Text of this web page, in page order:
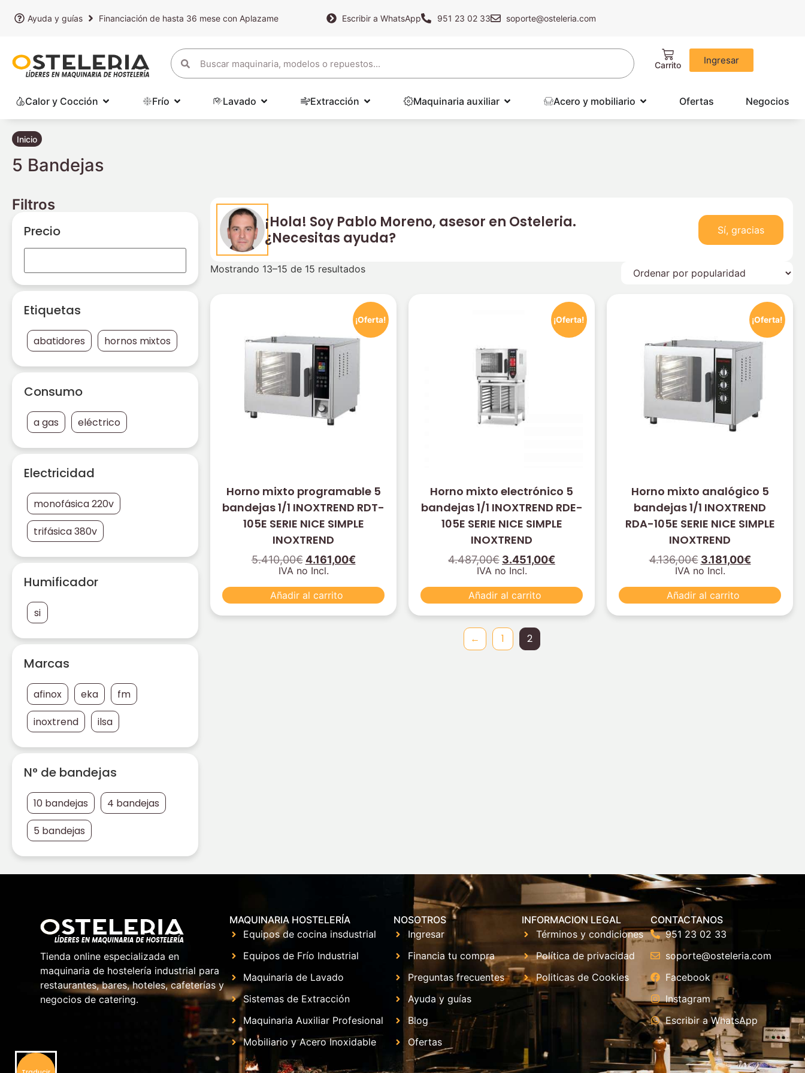
Ayuda y guías Financiación de hasta 36 mese con Aplazame Escribir a WhatsApp 951 23 02 33 soporte@osteleria.com
Ingresar
Calor y Cocción Frío Lavado Extracción Maquinaria auxiliar Acero y mobiliario Ofertas Negocios
Inicio
5 Bandejas
Filtros
Precio
Etiquetas
abatidores hornos mixtos
Consumo
a gas eléctrico
Electricidad
monofásica 220v
trifásica 380v
Humificador
si
Marcas
afinox eka
fm
inoxtrend
ilsa
N° de bandejas
10 bandejas
4 bandejas
5 bandejas
¡Hola! Soy Pablo Moreno, asesor en Osteleria.
¿Necesitas ayuda?
Sí, gracias
Mostrando 13–15 de 15 resultados
¡Oferta!
Horno mixto programable 5
bandejas 1/1 INOXTREND RDT-
105E SERIE NICE SIMPLE
INOXTREND
5.410,00€ 4.161,00€
IVA no Incl.
Añadir al carrito
¡Oferta!
Horno mixto electrónico 5
bandejas 1/1 INOXTREND RDE-
105E SERIE NICE SIMPLE
INOXTREND
4.487,00€ 3.451,00€
IVA no Incl.
Añadir al carrito
¡Oferta!
Horno mixto analógico 5
bandejas 1/1 INOXTREND
RDA-105E SERIE NICE SIMPLE
INOXTREND
4.136,00€ 3.181,00€
IVA no Incl.
Añadir al carrito
← 1 2
Tienda online especializada en
maquinaria de hostelería industrial para
restaurantes, bares, hoteles, cafeterías y
negocios de catering.
MAQUINARIA HOSTELERÍA
Equipos de cocina insdustrial
Equipos de Frío Industrial
Maquinaria de Lavado
Sistemas de Extracción
Maquinaria Auxiliar Profesional
Mobiliario y Acero Inoxidable
NOSOTROS
Ingresar
Financia tu compra
Preguntas frecuentes
Ayuda y guías
Blog
Ofertas
INFORMACION LEGAL
Términos y condiciones
Política de privacidad
Politicas de Cookies
CONTACTANOS
951 23 02 33
soporte@osteleria.com
Facebook
Instagram
Escribir a WhatsApp